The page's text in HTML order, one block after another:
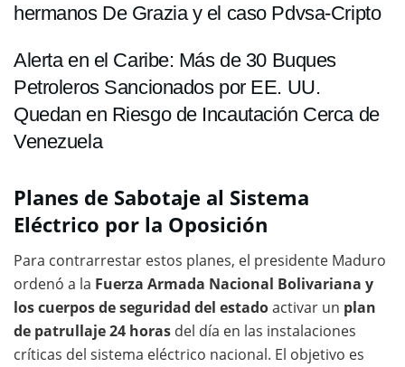
hermanos De Grazia y el caso Pdvsa-Cripto
Alerta en el Caribe: Más de 30 Buques
Petroleros Sancionados por EE. UU.
Quedan en Riesgo de Incautación Cerca de
Venezuela
Planes de Sabotaje al Sistema
Eléctrico por la Oposición
Para contrarrestar estos planes, el presidente Maduro
ordenó a la Fuerza Armada Nacional Bolivariana y
los cuerpos de seguridad del estadoactivar un plan
de patrullaje 24 horas del día en las instalaciones
críticas del sistema eléctrico nacional. El objetivo es